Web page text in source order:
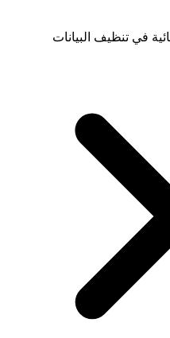
في تنظيف البيانات